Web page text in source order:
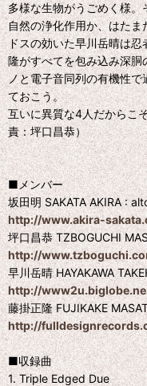
多様な生物がうごめく様
自然の浄化作用か、はた
ドスの効いた早川岳晴は
隆がすべてを包み込み深
ノと電子音同列の有機性
ておこう。
互いに異質な4人だからこ
責：坪口昌恭）
■メンバー
坂田明 SAKATA AKIRA :
http://www.akira-
坪口昌恭 TZBOGUCHI
http://
早川岳晴 HAYAKAWA
http://
藤掛正隆 FUJIKAKE
http://
■収録曲
1. Triple Edged Due